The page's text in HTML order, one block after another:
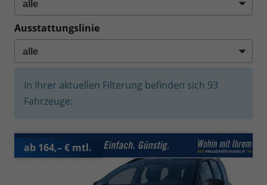
Ausstattungslinie
In Ihrer aktuellen Filterung befinden sich 93
Fahrzeuge:
ab 164,– € mtl.